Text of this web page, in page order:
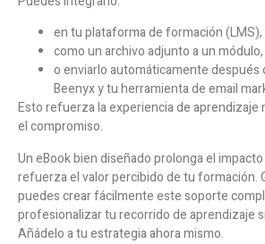
en tu plataforma de formación (LMS),
como un archivo adjunto a un módulo,
o enviarlo automáticamente después
Beenyx y tu herramienta de email
Esto refuerza la experiencia de
el compromiso.
Un eBook bien diseñado prolonga el
refuerza el valor percibido de tu formación.
puedes crear fácilmente este soporte
profesionalizar tu recorrido de aprendizaje
Añádelo a tu estrategia ahora mismo.